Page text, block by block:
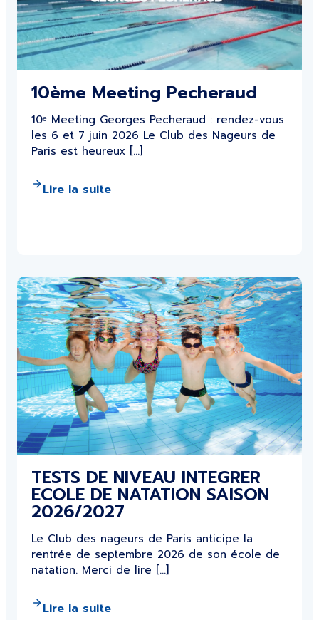
10ème Meeting Pecheraud
10ᵉ Meeting Georges Pecheraud : rendez-vous
les 6 et 7 juin 2026 Le Club des Nageurs de
Paris est heureux […]
Lire la suite
TESTS DE NIVEAU INTEGRER
ECOLE DE NATATION SAISON
2026/2027
Le Club des nageurs de Paris anticipe la
rentrée de septembre 2026 de son école de
natation. Merci de lire […]
Lire la suite